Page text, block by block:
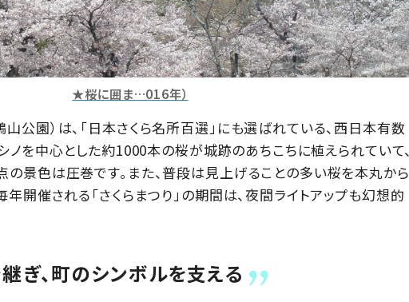
★桜に囲ま…016年）
公園）は、「日本さくら名所百選」にも選ばれている、西日本有数
ノを中心とした約1000本の桜が城跡のあちこちに植えられていて、
景色は圧巻です。また、普段は見上げることの多い桜を本丸から
年開催される「さくらまつり」の期間は、夜間ライトアップも幻想的
ぎ、町のシンボルを支える